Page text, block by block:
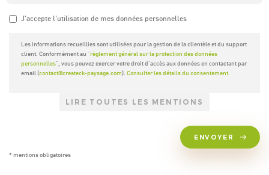
J'accepte l'utilisation de mes données personnelles
Les informations recueillies sont utilisées pour la gestion de la clientèle et du support
client. Conformément au "règlement général sur la protection des données
personnelles", vous pouvez exercer votre droit d'accès aux données en contactant par
email (contact@createck-paysage.com). Consulter les détails du consentement.
LIRE TOUTES LES MENTIONS
ENVOYER
* mentions obligatoires